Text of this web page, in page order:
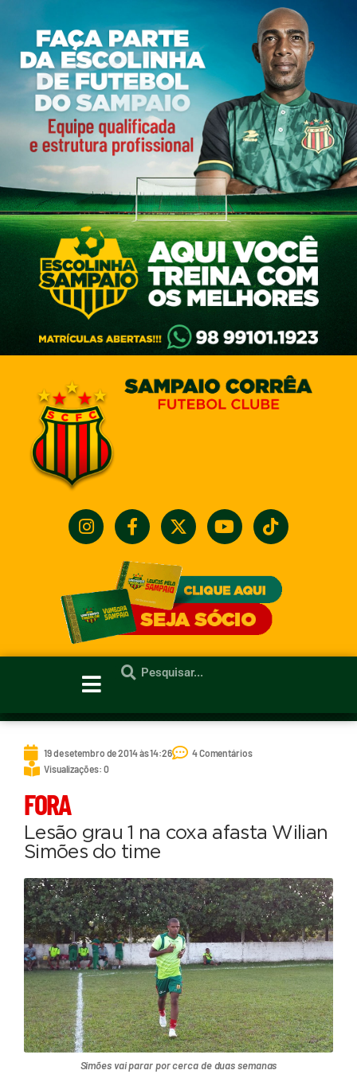
19 de setembro de 2014 às 14:26
4 Comentários
Visualizações: 0
FORA
Lesão grau 1 na coxa afasta Wilian
Simões do time
Simões vai parar por cerca de duas semanas